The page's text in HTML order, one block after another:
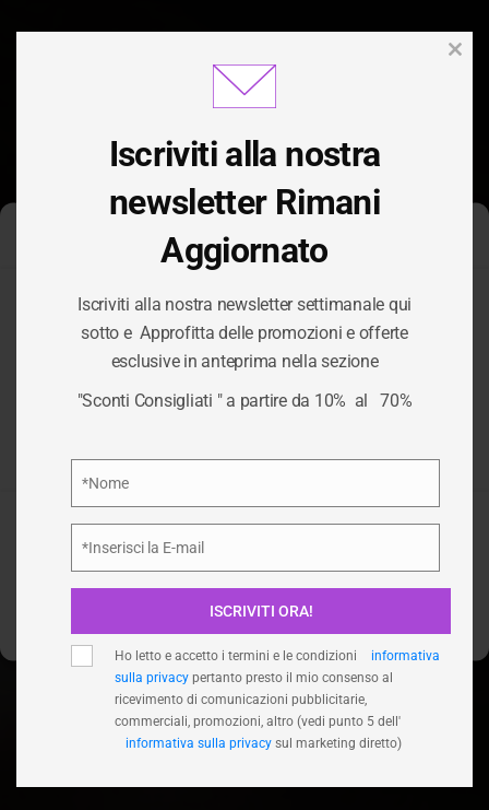
Gestisci Consenso Cookie
Per fornire le migliori esperienze, utilizziamo tecnologie come i
cookie per memorizzare e/o accedere alle informazioni del
dispositivo. Il consenso a queste tecnologie ci permetterà di
elaborare dati come il comportamento di navigazione o ID unici
Accetta
Nega
Visualizza le preferenze
TAG:TOPPER
HOME/TOPPER
Iscriviti alla nostra
newsletter Rimani
Aggiornato
Iscriviti alla nostra newsletter settimanale qui
sotto e Approfitta delle promozioni e offerte
esclusive in anteprima nella sezione
"Sconti Consigliati " a partire da 10% al 70%
*Nome
*Inserisci la E-mail
ISCRIVITI ORA!
Ho letto e accetto i termini e le condizioni
informativa
sulla privacy pertanto presto il mio consenso al
ricevimento di comunicazioni pubblicitarie,
commerciali, promozioni, altro (vedi punto 5 dell'
informativa sulla privacy sul marketing diretto)